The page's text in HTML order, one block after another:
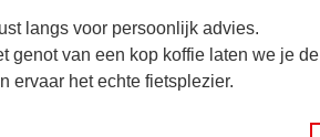
langs voor persoonlijk advies.
genot van een kop koffie laten we je
ervaar het echte fietsplezier.